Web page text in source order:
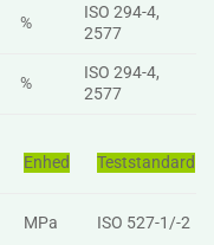
%
ISO 294-4,
2577
%
ISO 294-4,
2577
Enhed Teststandard
MPa ISO 527-1/-2